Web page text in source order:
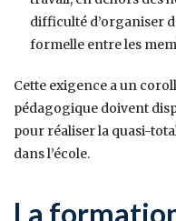
difficulté d’organiser
formelle entre les
Cette exigence a un
pédagogique doivent
pour réaliser la quasi-
dans l’école.
La